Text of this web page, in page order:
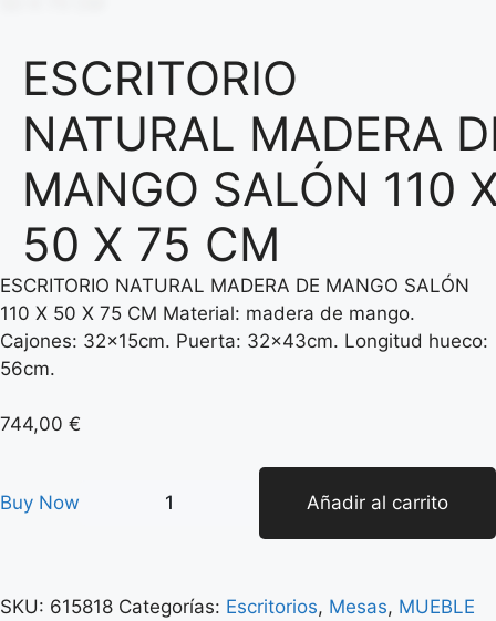
ESCRITORIO
NATURAL MADERA
MANGO SALÓN 110
50 X 75 CM
ESCRITORIO NATURAL MADERA DE MANGO SALÓN
110 X 50 X 75 CM Material: madera de mango.
Cajones: 32x15cm. Puerta: 32x43cm. Longitud hueco:
56cm.
744,00 €
Buy Now Añadir al carrito
SKU: 615818 Categorías: Escritorios, Mesas, MUEBLE